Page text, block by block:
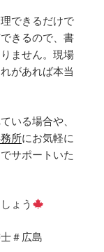
できるだけで
きるので、書
ません。現場
があれば本当
いる場合や、
所にお気軽に
サポートいた
ょう
＃広島